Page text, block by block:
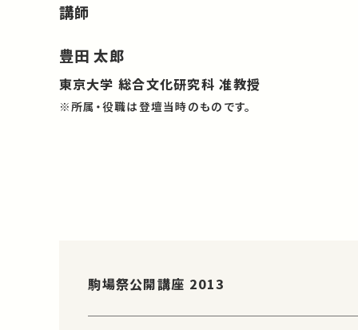
講師
豊田 太郎
東京大学 総合文化研究科 准教授
※所属・役職は登壇当時のものです。
駒場祭公開講座 2013